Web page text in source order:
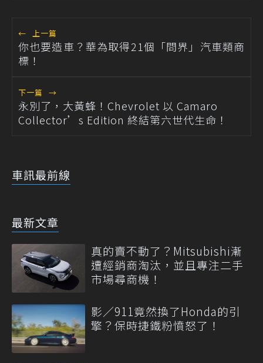
← 上一篇
你也要造車？華為取得21個「問界」汽車類商
標！
下一篇 →
永別了，大黃蜂！Chevrolet 以 Camaro
Collector’s Edition 終結第六世代生命！
車訊最前線
最新文章
真的賣不動了？Mitsubishi漸
遭經銷商淘汰，並且專注二手
市場尋商機！
影／911竟然換了Honda的引
擎？保時捷鐵粉憤怒了！